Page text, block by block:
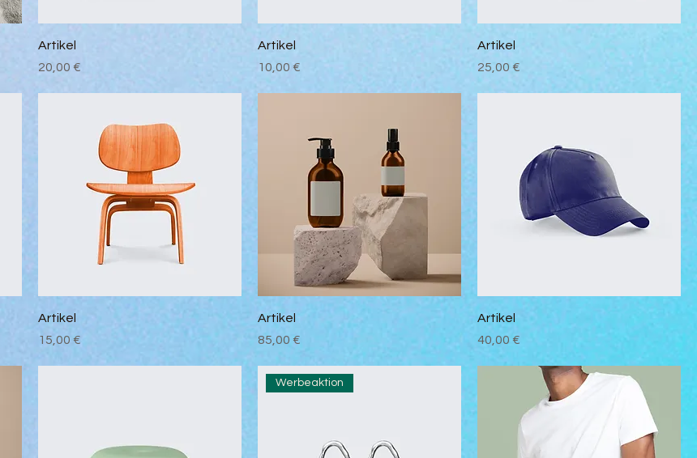
Artikel
Preis
20,00 €
Artikel
Preis
10,00 €
Artikel
Preis
25,00 €
Artikel
Preis
15,00 €
Artikel
Preis
85,00 €
Artikel
Preis
40,00 €
Werbeaktion